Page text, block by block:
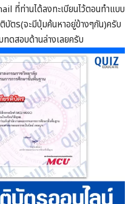
ที่ท่านได้ลงทะเบียนไว้ตอนทำแบบ
ตร(จะมีปุ่มค้นหาอยู่ข้างๆกัน)ครับ
ดสอบด้านล่างเลยครับ